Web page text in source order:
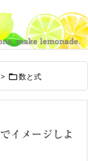

サイド

> 数と式
イメージしよ